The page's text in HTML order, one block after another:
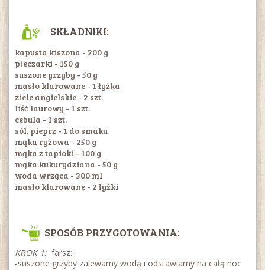
SKŁADNIKI:
kapusta kiszona - 200 g
pieczarki - 150 g
suszone grzyby - 50 g
masło klarowane - 1 łyżka
ziele angielskie - 2 szt.
liść laurowy - 1 szt.
cebula - 1 szt.
sól, pieprz - 1 do smaku
mąka ryżowa - 250 g
mąka z tapioki - 100 g
mąka kukurydziana - 50 g
woda wrząca - 300 ml
masło klarowane - 2 łyżki
SPOSÓB PRZYGOTOWANIA:
KROK 1:farsz:
-suszone grzyby zalewamy wodą i odstawiamy na całą noc